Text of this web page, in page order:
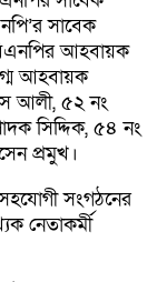
সাবেক
আহবায়ক
আহবায়ক
আলী, ৫২ নং
সিদ্দিক, ৫৪ নং
প্রমুখ।
সংগঠনের
নেতাকর্মী